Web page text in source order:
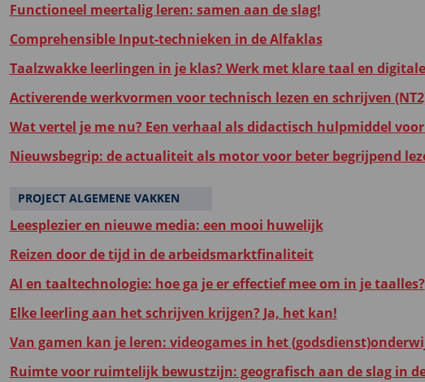
Functioneel meertalig leren: samen aan de slag!
Comprehensible Input-technieken in de Alfaklas
Taalzwakke leerlingen in je klas? Werk met klare taal en
Activerende werkvormen voor technisch lezen en schrijven
Wat vertel je me nu? Een verhaal als didactisch hulpmiddel
Nieuwsbegrip: de actualiteit als motor voor beter begrijpend
PROJECT ALGEMENE VAKKEN
Leesplezier en nieuwe media: een mooi huwelijk
Reizen door de tijd in de arbeidsmarktfinaliteit
AI en taaltechnologie: hoe ga je er effectief mee om in je taalles?
Elke leerling aan het schrijven krijgen? Ja, het kan!
Van gamen kan je leren: videogames in het
Ruimte voor ruimtelijk bewustzijn: geografisch aan de slag in